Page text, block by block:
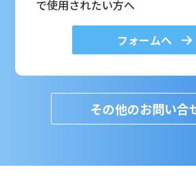
で使用されたい方へ
フォームへ
その他のお問い合